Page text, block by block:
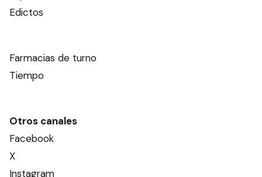
Edictos
Farmacias de turno
Tiempo
Otros canales
Facebook
X
Instagram